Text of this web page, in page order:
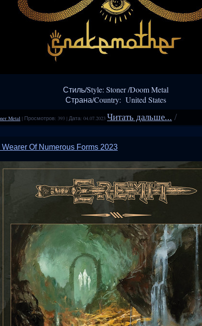
Стиль/Style: Stoner /Doom Metal
Страна/Country: United States
Metal | Просмотров: 393 | Дата: 04.07.2023 Читать дальше... /
Wearer Of Numerous Forms 2023